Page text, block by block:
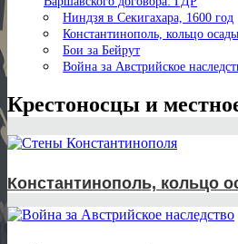
Ниндзя в Секигахара, 1600 год
Константинополь, кольцо
Бои за Бейрут
Война за Австрийское
Крестоносцы и
Константинополь, кольцо